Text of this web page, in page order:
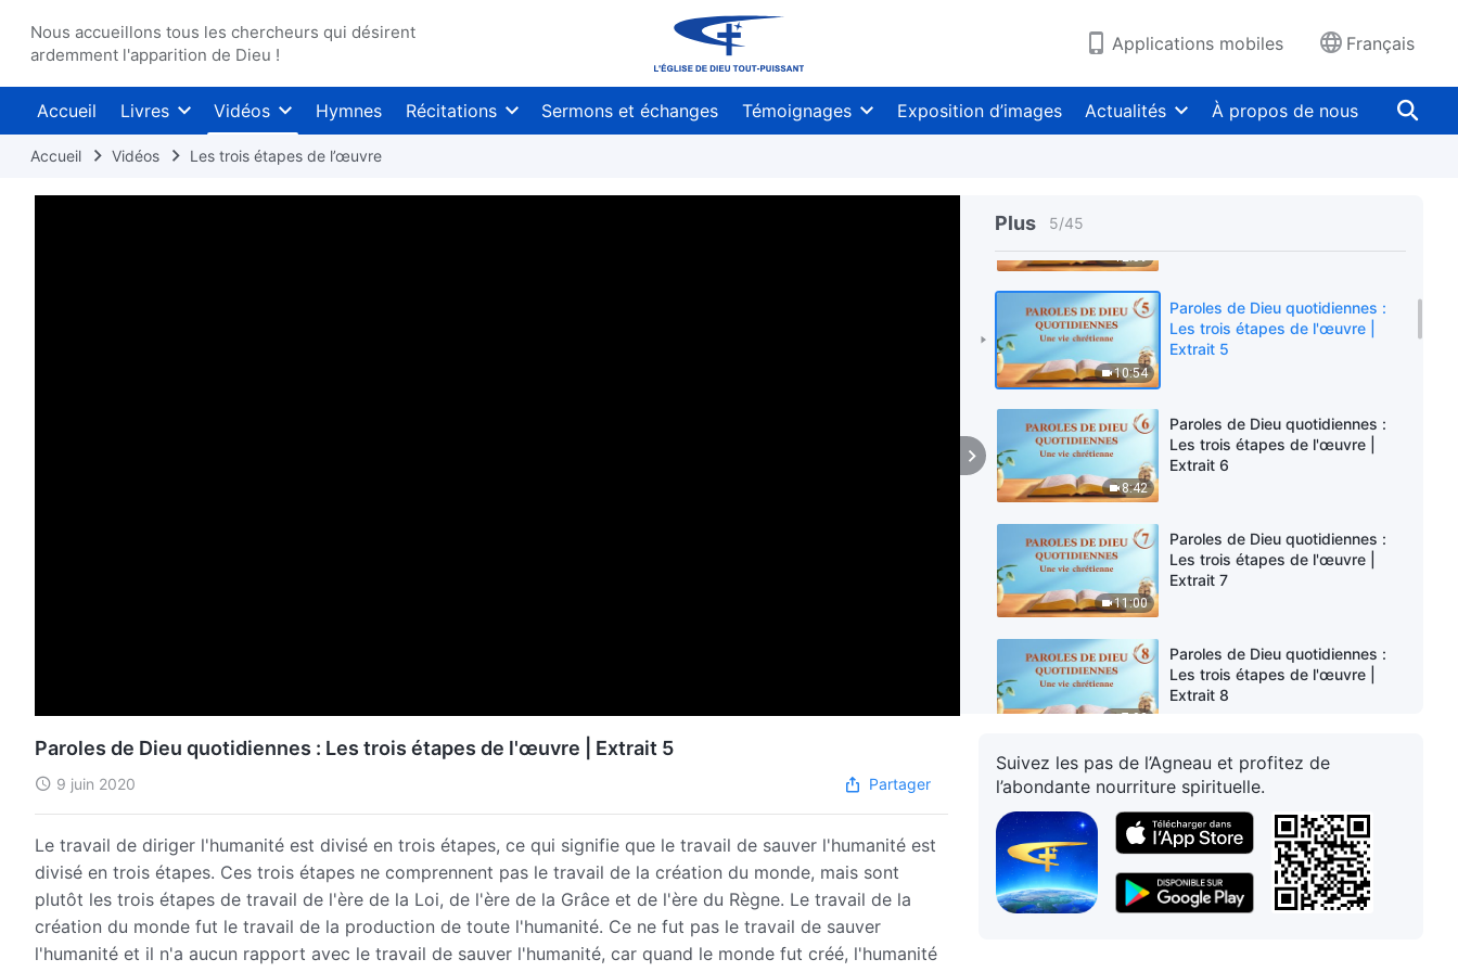
Nous accueillons tous les chercheurs qui désirent
ardemment l'apparition de Dieu !
Applications mobiles Français
Accueil Livres Vidéos Hymnes Récitations Sermons et échanges Témoignages Exposition d’images Actualités À propos de nous
Accueil Vidéos Les trois étapes de l’œuvre
Plus 5/45
Les trois étapes de l'œuvre |
Extrait 3
12:59
10:54
Paroles de Dieu quotidiennes :
Les trois étapes de l'œuvre |
Extrait 5
8:42
Paroles de Dieu quotidiennes :
Les trois étapes de l'œuvre |
Extrait 6
11:00
Paroles de Dieu quotidiennes :
Les trois étapes de l'œuvre |
Extrait 7
7:02
Paroles de Dieu quotidiennes :
Les trois étapes de l'œuvre |
Extrait 8
9:06
Paroles de Dieu quotidiennes :
Les trois étapes de l'œuvre |
Extrait 9
Paroles de Dieu quotidiennes :
Les trois étapes de l'œuvre |
Paroles de Dieu quotidiennes : Les trois étapes de l'œuvre | Extrait 5
9 juin 2020 Partager
Le travail de diriger l'humanité est divisé en trois étapes, ce qui signifie que le travail de sauver l'humanité est
divisé en trois étapes. Ces trois étapes ne comprennent pas le travail de la création du monde, mais sont
plutôt les trois étapes de travail de l'ère de la Loi, de l'ère de la Grâce et de l'ère du Règne. Le travail de la
création du monde fut le travail de la production de toute l'humanité. Ce ne fut pas le travail de sauver
l'humanité et il n'a aucun rapport avec le travail de sauver l'humanité, car quand le monde fut créé, l'humanité
Suivez les pas de l’Agneau et profitez de
l’abondante nourriture spirituelle.